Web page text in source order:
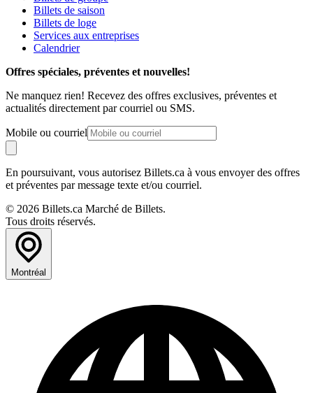
Billets de saison
Billets de loge
Services aux entreprises
Calendrier
Offres spéciales, préventes et nouvelles!
Ne manquez rien! Recevez des offres exclusives, préventes et
actualités directement par courriel ou SMS.
Mobile ou courriel
En poursuivant, vous autorisez Billets.ca à vous envoyer des offres
et préventes par message texte et/ou courriel.
© 2026 Billets.ca Marché de Billets.
Tous droits réservés.
Montréal